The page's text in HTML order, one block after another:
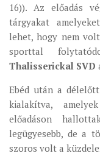
ZSINAT
ZSINATI
ZSINATI
ZSINATI
KISKORÚAK
16)). Az előadás
tárgyakat
lehet, hogy nem
sporttal
Thalisserickal SVD
Ebéd után a
kialakítva,
előadáson
legügyesebb, de a
szoros volt a